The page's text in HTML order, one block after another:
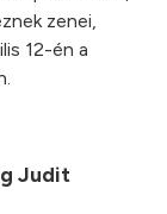
zenei,
12-én a
Judit